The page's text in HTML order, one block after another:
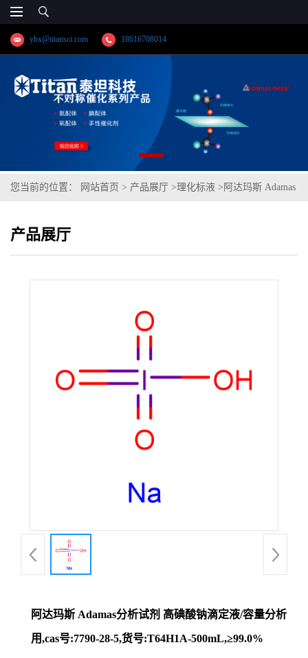
yhx@titansci.com 18616708014
您当前的位置： 网站首页 > 产品展厅 >理化标液 > 阿达玛斯 Adamas
号:T64H1A-500mL,≥99.0%
产品展厅
阿达玛斯 Adamas分析试剂 高碘酸钠滴定液/容量分析
用,cas号:7790-28-5,货号:T64H1A-500mL,≥99.0%